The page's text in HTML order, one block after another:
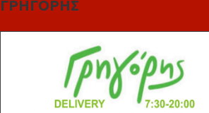
ΓΡΗΓΟΡΗΣ